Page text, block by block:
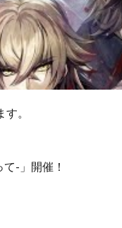
。
-」開催！